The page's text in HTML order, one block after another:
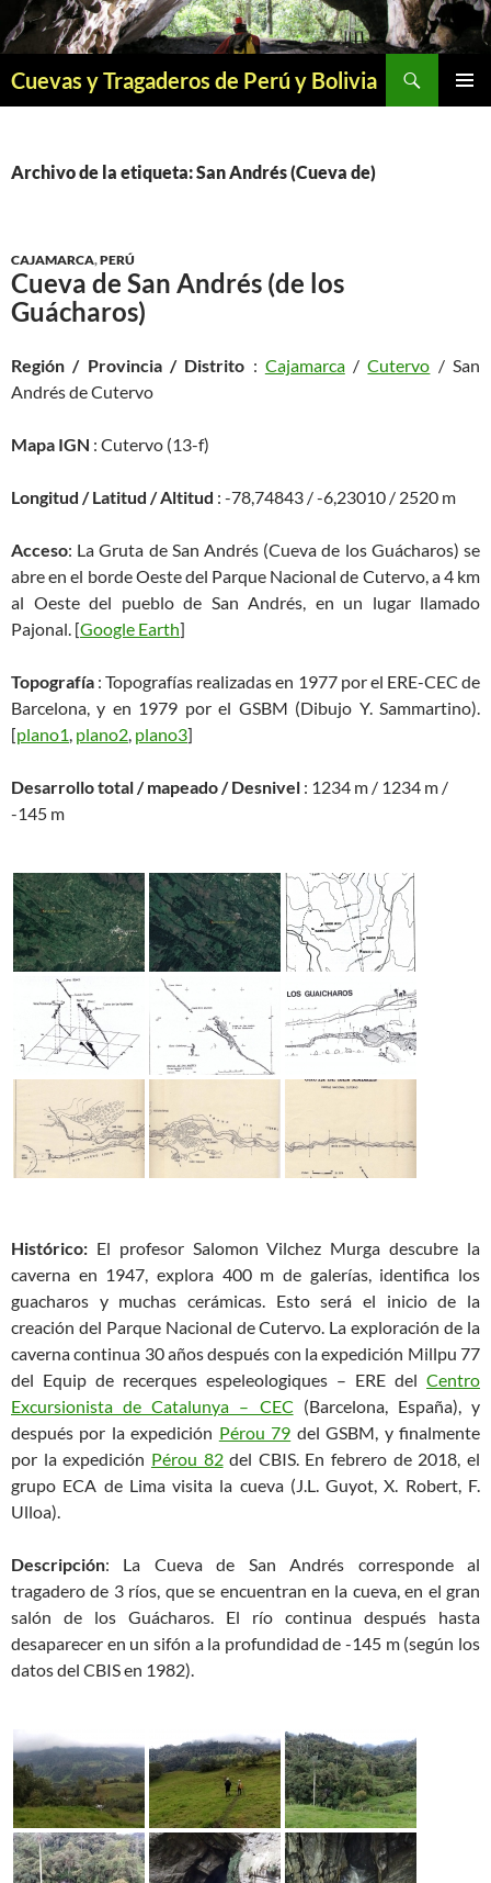
Saltar
al
Cuevas y Tragaderos de Perú y Bolivia
Archivo de la etiqueta: San Andrés (Cueva de)
CAJAMARCA,PERÚ
Cueva de San Andrés (de los
Guácharos)
Región / Provincia / Distrito : Cajamarca/Cutervo / San
Andrés de Cutervo
Mapa IGN : Cutervo (13-f)
Longitud / Latitud / Altitud : -78,74843 / -6,23010 / 2520 m
Acceso: La Gruta de San Andrés (Cueva de los Guácharos) se
abre en el borde Oeste del Parque Nacional de Cutervo, a 4 km
al Oeste del pueblo de San Andrés, en un lugar llamado
Pajonal. [Google Earth]
Topografía : Topografías realizadas en 1977 por el ERE-CEC de
Barcelona, y en 1979 por el GSBM (Dibujo Y. Sammartino).
[plano1, plano2, plano3]
Desarrollo total / mapeado / Desnivel : 1234 m / 1234 m /
-145 m
Histórico: El profesor Salomon Vilchez Murga descubre la
caverna en 1947, explora 400 m de galerías, identifica los
guacharos y muchas cerámicas. Esto será el inicio de la
creación del Parque Nacional de Cutervo. La exploración de la
caverna continua 30 años después con la expedición Millpu 77
del Equip de recerques espeleologiques – ERE del Centro
Excursionista de Catalunya – CEC (Barcelona, España), y
después por la expedición Pérou 79 del GSBM, y finalmente
por la expedición Pérou 82del CBIS. En febrero de 2018, el
grupo ECA de Lima visita la cueva (J.L. Guyot, X. Robert, F.
Ulloa).
Descripción: La Cueva de San Andrés corresponde al
tragadero de 3 ríos, que se encuentran en la cueva, en el gran
salón de los Guácharos. El río continua después hasta
desaparecer en un sifón a la profundidad de -145 m (según los
datos del CBIS en 1982).